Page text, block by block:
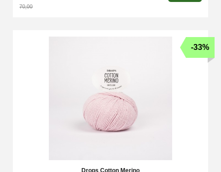
70,00
Drops Cotton Merino
-33%